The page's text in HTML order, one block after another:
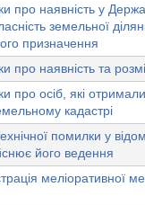
про наявність у
земельної
призначення
про наявність та
про осіб, які
кадастрі
помилки у
його ведення
меліоративної